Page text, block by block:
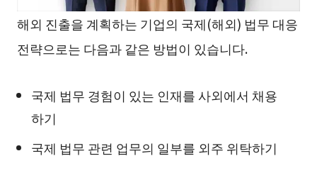
해외 진출을 계획하는 기업의 국제(해외) 법무 대응
전략으로는 다음과 같은 방법이 있습니다.
국제 법무 경험이 있는 인재를 사외에서 채용
하기
국제 법무 관련 업무의 일부를 외주 위탁하기